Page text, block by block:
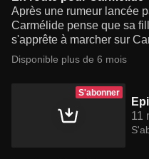
Après une rumeur lancée
Carmélide pense que sa
s'apprête à marcher sur
Disponible plus de 6 mois
S'abonner
11